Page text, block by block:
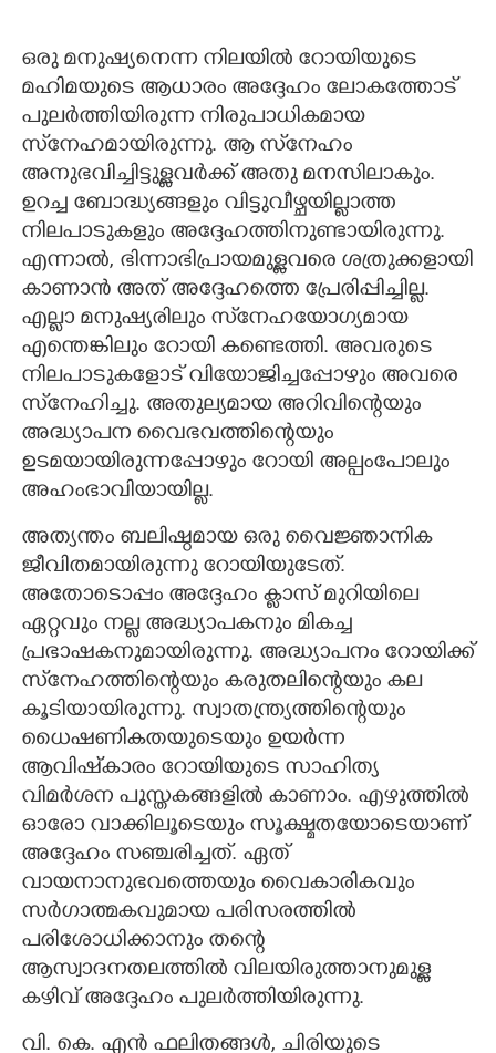
ഒരു മനുഷ്യനെന്ന നിലയിൽ റോയിയുടെ
മഹിമയുടെ ആധാരം അദ്ദേഹം ലോകത്തോട്
പുലർത്തിയിരുന്ന നിരുപാധികമായ
സ്‌നേഹമായിരുന്നു. ആ സ്‌നേഹം
അനുഭവിച്ചിട്ടുള്ളവർക്ക് അതു മനസിലാകും.
ഉറച്ച ബോദ്ധ്യങ്ങളും വിട്ടുവീഴ്ചയില്ലാത്ത
നിലപാടുകളും അദ്ദേഹത്തിനുണ്ടായിരുന്നു.
എന്നാൽ, ഭിന്നാഭിപ്രായമുള്ളവരെ ശത്രുക്കളായി
കാണാൻ അത് അദ്ദേഹത്തെ പ്രേരിപ്പിച്ചില്ല.
എല്ലാ മനുഷ്യരിലും സ്‌നേഹയോഗ്യമായ
എന്തെങ്കിലും റോയി കണ്ടെത്തി. അവരുടെ
നിലപാടുകളോട് വിയോജിച്ചപ്പോഴും അവരെ
സ്‌നേഹിച്ചു. അതുല്യമായ അറിവിന്റെയും
അദ്ധ്യാപന വൈഭവത്തിന്റെയും
ഉടമയായിരുന്നപ്പോഴും റോയി അല്പംപോലും
അഹംഭാവിയായില്ല.
അത്യന്തം ബലിഷ്ഠമായ ഒരു വൈജ്ഞാനിക
ജീവിതമായിരുന്നു റോയിയുടേത്.
അതോടൊപ്പം അദ്ദേഹം ക്ലാസ് മുറിയിലെ
ഏറ്റവും നല്ല അദ്ധ്യാപകനും മികച്ച
പ്രഭാഷകനുമായിരുന്നു. അദ്ധ്യാപനം റോയിക്ക്
സ്‌നേഹത്തിന്റെയും കരുതലിന്റെയും കല
കൂടിയായിരുന്നു. സ്വാതന്ത്ര്യത്തിന്റെയും
ധൈഷണികതയുടെയും ഉയർന്ന
ആവിഷ്‌കാരം റോയിയുടെ സാഹിത്യ
വിമർശന പുസ്തകങ്ങളിൽ കാണാം. എഴുത്തിൽ
ഓരോ വാക്കിലൂടെയും സൂക്ഷ്മതയോടെയാണ്
അദ്ദേഹം സഞ്ചരിച്ചത്. ഏത്
വായനാനുഭവത്തെയും വൈകാരികവും
സർഗാത്മകവുമായ പരിസരത്തിൽ
പരിശോധിക്കാനും തന്റെ
ആസ്വാദനതലത്തിൽ വിലയിരുത്താനുമുള്ള
കഴിവ് അദ്ദേഹം പുലർത്തിയിരുന്നു.
വി. കെ. എൻ ഫലിതങ്ങൾ, ചിരിയുടെ